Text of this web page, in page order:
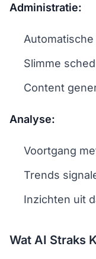
Administratie:
Slimme
Content
Analyse:
Voortgang
Trends
Inzichten uit
Wat AI Straks